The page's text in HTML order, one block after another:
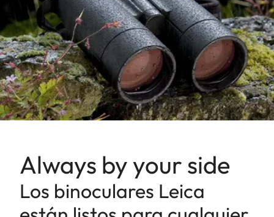
Always by your side
Los binoculares Leica